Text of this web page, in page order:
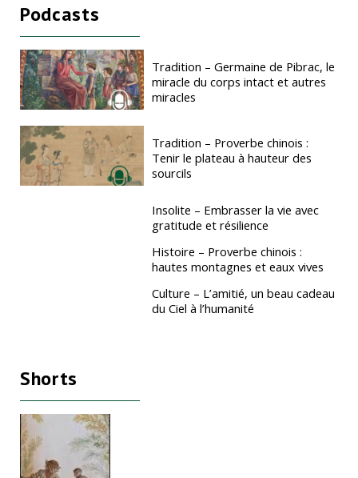
Podcasts
Tradition – Germaine de Pibrac, le
miracle du corps intact et autres
miracles
Tradition – Proverbe chinois :
Tenir le plateau à hauteur des
sourcils
Insolite – Embrasser la vie avec
gratitude et résilience
Histoire – Proverbe chinois :
hautes montagnes et eaux vives
Culture – L’amitié, un beau cadeau
du Ciel à l’humanité
Shorts